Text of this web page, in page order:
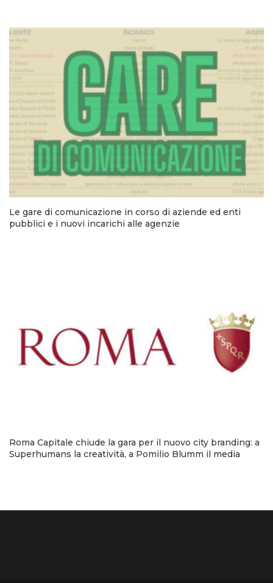
Le gare di comunicazione in corso di aziende ed enti
pubblici e i nuovi incarichi alle agenzie
Roma Capitale chiude la gara per il nuovo city branding: a
Superhumans la creatività, a Pomilio Blumm il media